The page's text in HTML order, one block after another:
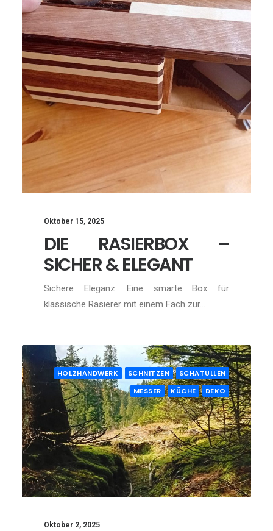
Oktober 15, 2025
DIE RASIERBOX –
SICHER & ELEGANT
Sichere Eleganz: Eine smarte Box für
klassische Rasierer mit einem Fach zur…
HOLZHANDWERK SCHNITZEN
SCHATULLEN
MESSER
KÜCHE DEKO
Oktober 2, 2025